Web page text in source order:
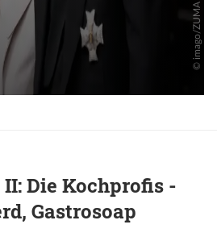
II: Die Kochprofis -
Gastrosoap